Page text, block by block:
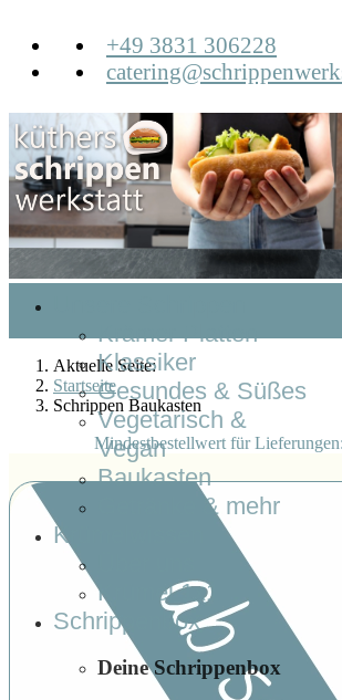
+49 3831 306228
Krämer Platten
Klassiker
Gesundes & Süßes
Vegetarisch &
Vegan
Baukasten
Getränke & mehr
Krümelwissen
Krümel 1x1
Schrippenbox
Deine Schrippenbox
Aktuelle Seite:
Startseite
Schrippen Baukasten
Mindestbestellwert für